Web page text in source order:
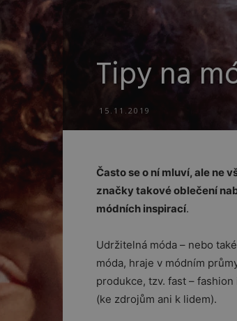
Tipy na
15.11.2019
Často se o ní mluví, ale ne
značky takové oblečení
módních inspirací.
Udržitelná móda – nebo
móda, hraje v módním
produkce, tzv. fast –
(ke zdrojům ani k lidem).